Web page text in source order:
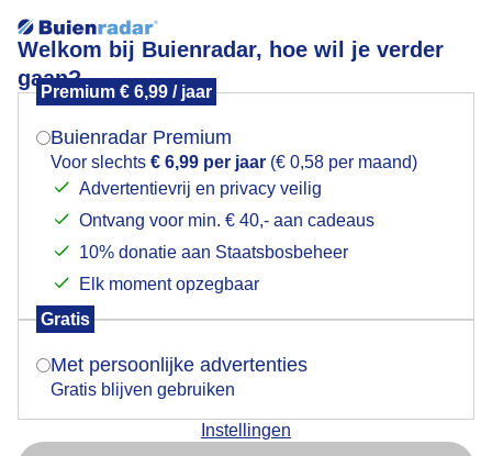
Welkom bij Buienradar, hoe wil je verder
gaan?
Premium € 6,99 / jaar
Buienradar Premium
Voor slechts € 6,99 per jaar (€ 0,58 per maand)
Advertentievrij en privacy veilig
Ontvang voor min. € 40,- aan cadeaus
10% donatie aan Staatsbosbeheer
Elk moment opzegbaar
Gratis
Met persoonlijke advertenties
Gratis blijven gebruiken
Instellingen
De Dem G-Toernooi in Hoensbroek
Mogen we je locatie gebruiken voor het
Indien je hier nog geen akkoord op hebt gegeven,
verschijnt er zo een pop-up uit je browser waarin
Is goed, toon de popup
Nu niet, misschien later